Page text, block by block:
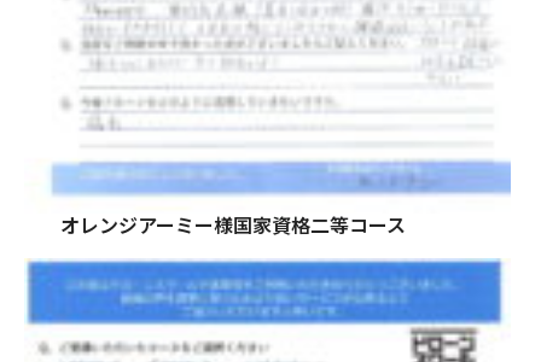
オレンジアーミー様国家資格二等コース